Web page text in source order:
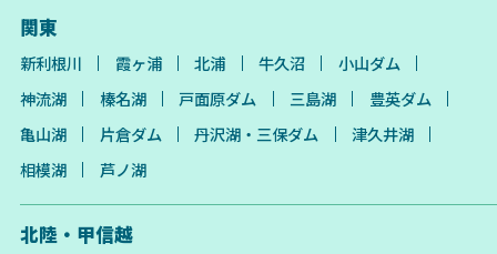
関東
新利根川 霞ヶ浦 北浦 牛久沼
小山ダム
神流湖
榛名湖 戸面原ダム 三島湖
豊英ダム
亀山湖
片倉ダム 丹沢湖・三保ダム
津久井湖
相模湖
芦ノ湖
北陸・甲信越